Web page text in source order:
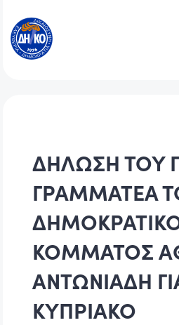
ΔΗΛΩΣΗ ΤΟΥ
ΓΡΑΜΜΑΤΕΑ
ΚΟΜΜΑΤΟΣ
ΑΝΤΩΝΙΑΔΗ
ΚΥΠΡΙΑΚΟ